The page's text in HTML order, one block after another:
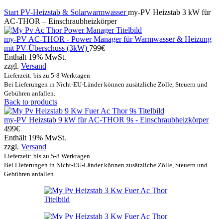
Start PV-Heizstab & Solarwarmwassermy-PV Heizstab 3 kW für
AC-THOR – Einschraubheizkörper
my-PV AC-THOR - Power Manager für Warmwasser & Heizung
mit PV-Überschuss (3kW) 799€
Enthält 19% MwSt.
zzgl. Versand
Lieferzeit: bis zu 5-8 Werktagen
Bei Lieferungen in Nicht-EU-Länder können zusätzliche Zölle, Steuern und
Gebühren anfallen.
Back to products
my-PV Heizstab 9 kW für AC-THOR 9s - Einschraubheizkörper
499€
Enthält 19% MwSt.
zzgl. Versand
Lieferzeit: bis zu 5-8 Werktagen
Bei Lieferungen in Nicht-EU-Länder können zusätzliche Zölle, Steuern und
Gebühren anfallen.